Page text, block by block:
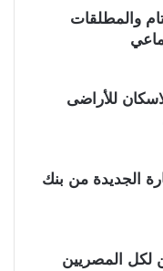
والمطلقات
للأراضى
الجديدة من بنك
المصريين